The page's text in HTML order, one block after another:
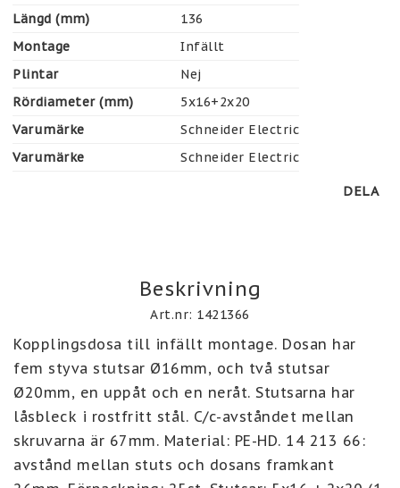
Längd (mm)
136
Montage
Infällt
Plintar
Nej
Rördiameter (mm)
5x16+2x20
Varumärke
Schneider Electric
Varumärke
Schneider Electric
DELA
Beskrivning
Art.nr: 1421366
Kopplingsdosa till infällt montage. Dosan har
fem styva stutsar Ø16mm, och två stutsar
Ø20mm, en uppåt och en neråt. Stutsarna har
låsbleck i rostfritt stål. C/c-avståndet mellan
skruvarna är 67mm. Material: PE-HD. 14 213 66:
avstånd mellan stuts och dosans framkant